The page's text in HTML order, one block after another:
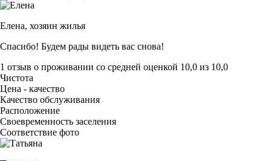
Елена, хозяин жилья
Спасибо! Будем рады видеть вас снова!
1 отзыв о проживании со средней оценкой 10,0 из 10,0
Чистота
Цена - качество
Качество обслуживания
Расположение
Своевременность заселения
Соответствие фото